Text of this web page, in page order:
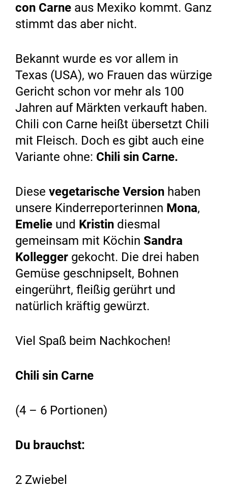
con Carne aus Mexiko kommt. Ganz
stimmt das aber nicht.
Bekannt wurde es vor allem in
Texas (USA), wo Frauen das würzige
Gericht schon vor mehr als 100
Jahren auf Märkten verkauft haben.
Chili con Carne heißt übersetzt Chili
mit Fleisch. Doch es gibt auch eine
Variante ohne: Chili sin Carne.
Diese vegetarische Version haben
unsere Kinderreporterinnen Mona,
Emelie und Kristin diesmal
gemeinsam mit Köchin Sandra
Kollegger gekocht. Die drei haben
Gemüse geschnipselt, Bohnen
eingerührt, fleißig gerührt und
natürlich kräftig gewürzt.
Viel Spaß beim Nachkochen!
Chili sin Carne
(4 – 6 Portionen)
Du brauchst:
2 Zwiebel